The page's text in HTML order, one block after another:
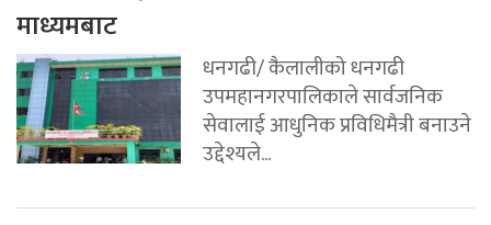
माध्यमबाट
धनगढी/ कैलालीको धनगढी
उपमहानगरपालिकाले सार्वजनिक
सेवालाई आधुनिक प्रविधिमैत्री बनाउने
उद्देश्यले...